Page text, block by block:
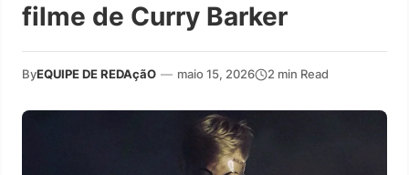
filme de Curry Barker
ByEQUIPE DE REDAçãO — maio 15, 2026 2 min Read